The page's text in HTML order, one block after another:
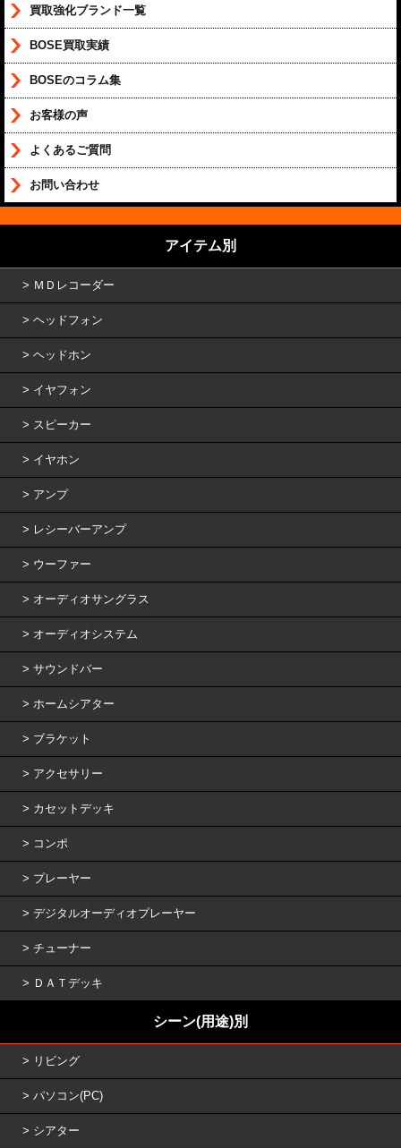
買取強化ブランド一覧
BOSE買取実績
BOSEのコラム集
お客様の声
よくあるご質問
お問い合わせ
アイテム別
ＭＤレコーダー
ヘッドフォン
ヘッドホン
イヤフォン
スピーカー
イヤホン
アンプ
レシーバーアンプ
ウーファー
オーディオサングラス
オーディオシステム
サウンドバー
ホームシアター
ブラケット
アクセサリー
カセットデッキ
コンポ
プレーヤー
デジタルオーディオプレーヤー
チューナー
ＤＡＴデッキ
シーン(用途)別
リビング
パソコン(PC)
シアター